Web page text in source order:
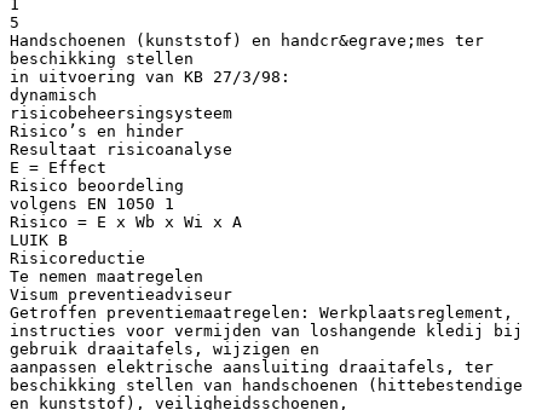
1
5
Handschoenen (kunststof) en handcr&egrave;mes ter
beschikking stellen
in uitvoering van KB 27/3/98:
dynamisch
risicobeheersingsysteem
Risico’s en hinder
Resultaat risicoanalyse
E = Effect
Risico beoordeling
volgens EN 1050 1
Risico = E x Wb x Wi x A
LUIK B
Risicoreductie
Te nemen maatregelen
Visum preventieadviseur
Getroffen preventiemaatregelen: Werkplaatsreglement,
instructies voor vermijden van loshangende kledij bij
gebruik draaitafels, wijzigen en
aanpassen elektrische aansluiting draaitafels, ter
beschikking stellen van handschoenen (hittebestendige
en kunststof), veiligheidsschoenen,